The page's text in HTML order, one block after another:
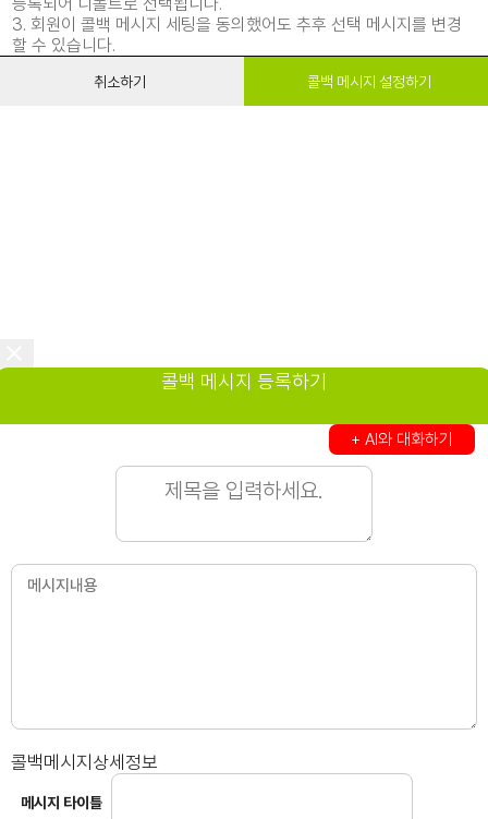
3. 회원이 콜백 메시지 세팅을 동의했어도 추후 선택 메시지를 변경
할 수 있습니다.
취소하기 콜백 메시지 설정하기
콜백 메시지 등록하기
+ AI와 대화하기
콜백메시지상세정보
메시지 타이틀